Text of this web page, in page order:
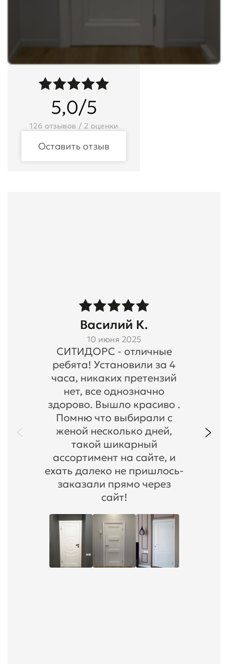
5,0/5
126 отзывов / 2 оценки
Оставить отзыв
Василий К.
10 июня 2025
СИТИДОРС - отличные
ребята! Установили за 4
часа, никаких претензий
нет, все однозначно
здорово. Вышло красиво .
Помню что выбирали с
женой несколько дней,
такой шикарный
ассортимент на сайте, и
ехать далеко не пришлось-
заказали прямо через
сайт!